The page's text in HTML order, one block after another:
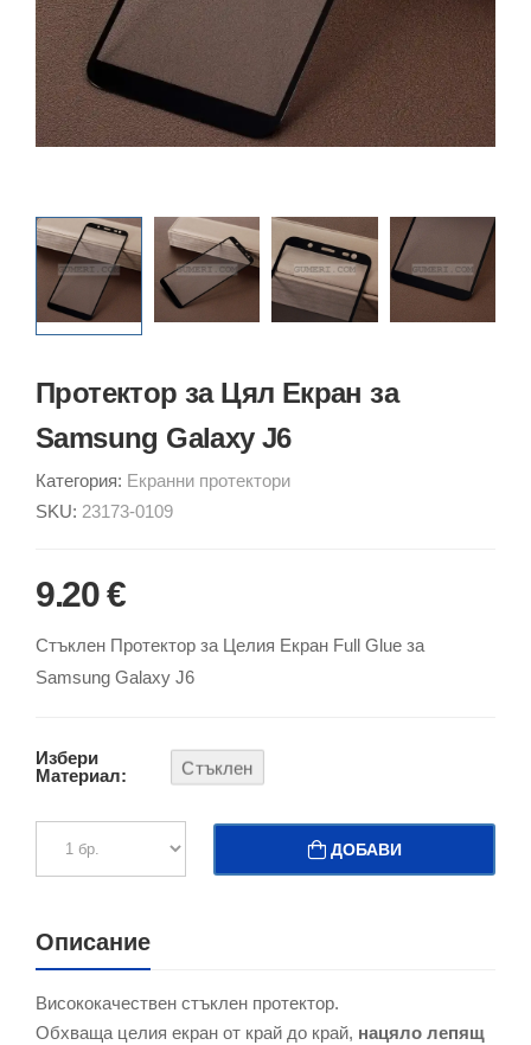
Протектор за Цял Екран за
Samsung Galaxy J6
Категория: Екранни протектори
SKU: 23173-0109
9.20 €
Стъклен Протектор за Целия Екран Full Glue за
Samsung Galaxy J6
Избери
Материал:
Стъклен
ДОБАВИ
Описание
Висококачествен стъклен протектор.
Обхваща целия екран от край до край, нацяло лепящ